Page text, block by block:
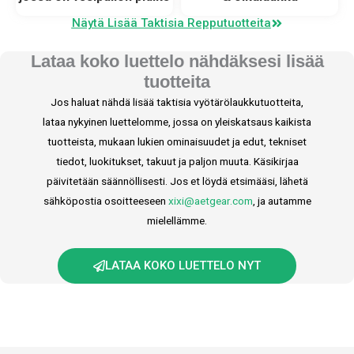
Näytä Lisää Taktisia Repputuotteita
Lataa koko luettelo nähdäksesi lisää
tuotteita
Jos haluat nähdä lisää taktisia vyötärölaukkutuotteita,
lataa nykyinen luettelomme, jossa on yleiskatsaus kaikista
tuotteista, mukaan lukien ominaisuudet ja edut, tekniset
tiedot, luokitukset, takuut ja paljon muuta. Käsikirjaa
päivitetään säännöllisesti. Jos et löydä etsimääsi, lähetä
sähköpostia osoitteeseen xixi@aetgear.com , ja autamme
mielellämme.
LATAA KOKO LUETTELO NYT